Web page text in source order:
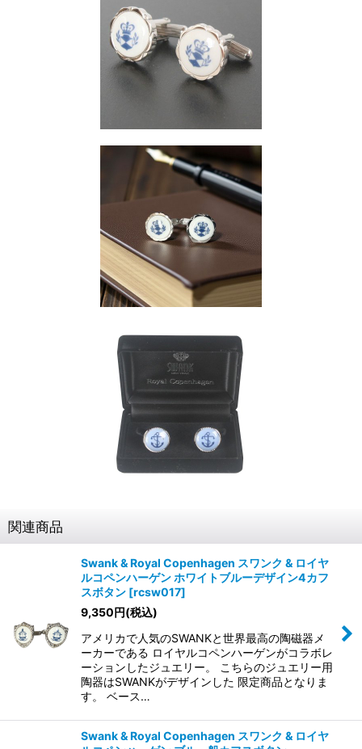
関連商品
Swank & Royal Copenhagen スワンク & ロイヤ
ルコペンハーゲン ホワイトブルーデザイン4カフ
スボタン [rcsw017]
9,350円(税込)
アメリカで人気のSWANKと世界最高の陶磁器メ
ーカーである ロイヤルコペンハーゲンがコラボレ
ーションしたジュエリー。 こちらのジュエリー用
陶器はSWANKがデザインした 限定商品となりま
す。 ベース…
Swank & Royal Copenhagen スワンク & ロイヤ